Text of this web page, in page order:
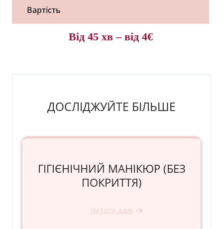
Вартість
Від 45 хв – від 4€
ДОСЛІДЖУЙТЕ БІЛЬШЕ
ГІГІЄНІЧНИЙ МАНІКЮР (БЕЗ
ПОКРИТТЯ)
Читати далі